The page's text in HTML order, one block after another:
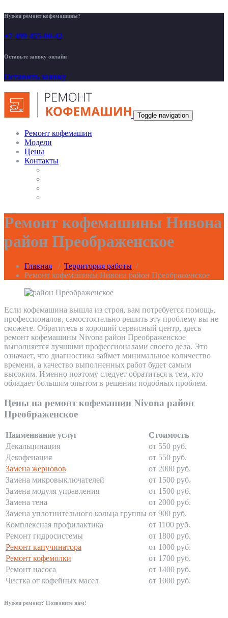
Нужен ремонт кофемашины?
+7 499 455-00-42
Оставьте заявку онлайн
Оставить заявку
Toggle navigation
Ремонт кофемашин
Модели
Цены
Контакты
Ремонт кофемашины Нивона
район Преображенское
Главная / Территория работы /
Ремонт кофемашины Нивона район Преображенское
Если кофемашина вышла из строя, вам потребуется помощь,
профессионалов, самостоятельно решить эту проблему вы не
сможете. Обратитесь в хороший сервисный центр, здесь
ремонт кофемашины Nivona район Преображенское
выполняется лучшими профессионалами своего дела. Это
означает, что диагностика займет минимальное количество
времени, а качество выполненных работ будет самым
высоким. Именно поэтому следует обратиться к тем, кто
обладает большим опытом в решении подобных проблем.
Цены на ремонт кофемашин Nivona район
Преображенское
Наименвание услуг
Стоимость
Декальцинация
от 550 руб.
Декофенация
от 550 руб.
Замена жерновов
от 2000 руб.
Замена микровыключателей
от 1500 руб.
Замена модуля управления
от 1500 руб.
Замена тена
от 2000 руб.
Замена уплотнительного кольца группы от 900 руб.
Комплексная профилактика
от 1100 руб.
Ремонт гидросистемы
от 1800 руб.
Ремонт капучинатора
от 1000 руб.
Ремонт кофемолки
от 1700 руб.
Ремонт насоса
от 1400 руб.
Чистка от кофейных масел
от 1000 руб.
Нужен ремонт? Позвоните нам!